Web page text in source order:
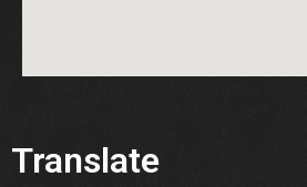
Translate